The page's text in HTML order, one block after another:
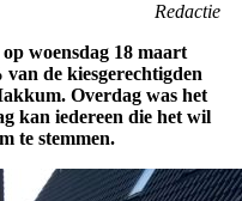
Redactie
woensdag 18 maart
de kiesgerechtigden
Overdag was het
kan iedereen die het wil
te stemmen.